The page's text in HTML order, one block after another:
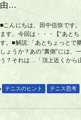
由…
■こんにちは、田中信弥です
ます。今回は・・・【“あと
す。■解説:「あとちょっとで
しょうか？あの“裏側”には、
う？それは…「頂上近くから
テニスのヒント テニス思考